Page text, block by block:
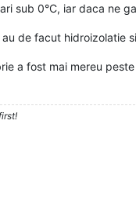
sub 0°C, iar daca ne
de facut hidroizolatie
a fost mai mereu